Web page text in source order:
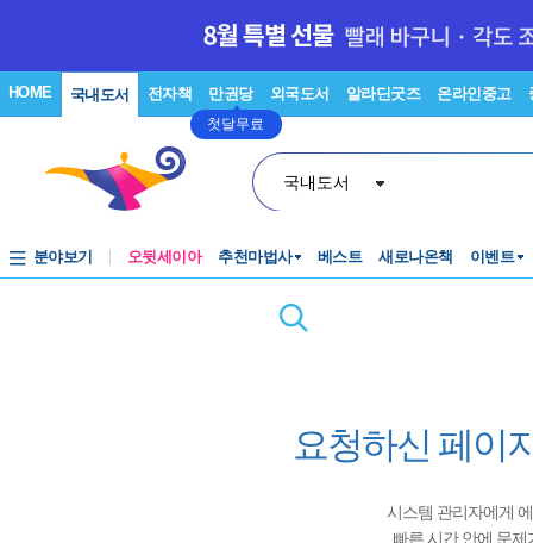
HOME 국내도서 전자책 만권당
첫달무료
외국도서 알라딘굿즈 온라인중고
국내도서
분야보기 오뒷세이아 추천마법사 베스트 새로나온책 이벤트
요청하신 페이
시스템 관리자에게
빠른 시간 안에 문